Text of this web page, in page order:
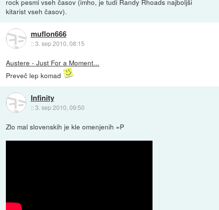
rock pesmi vseh časov (imho, je tudi Randy Rhoads najboljši
kitarist vseh časov).
muflon666
::3. sep 2010, 08:15
Austere - Just For a Moment...
Preveč lep komad
Infinity
::3. sep 2010, 09:50
Zlo mal slovenskih je kle omenjenih =P